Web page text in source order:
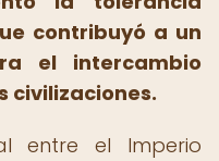
contribuyó a un
el intercambio
civilizaciones.
entre el Imperio